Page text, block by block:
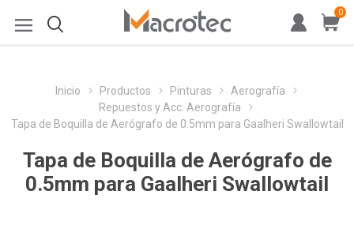
0
Inicio Productos Pinturas
Aerografía
Repuestos y Acc. Aerografía
Tapa de Boquilla de Aerógrafo de 0.5mm para Gaalheri Swallowtail
Tapa de Boquilla de Aerógrafo de
0.5mm para Gaalheri Swallowtail